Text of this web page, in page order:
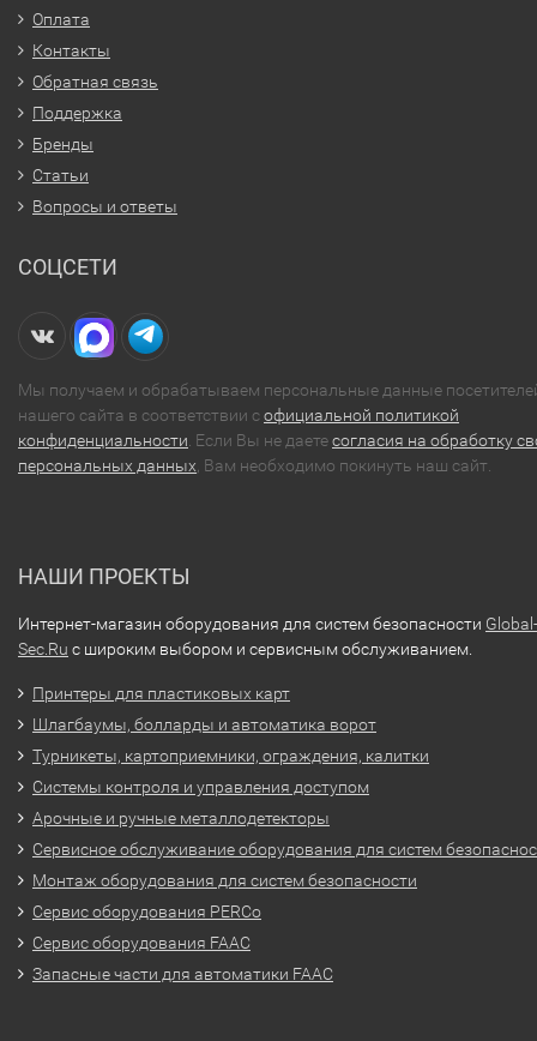
Оплата
Контакты
Обратная связь
Поддержка
Бренды
Статьи
Вопросы и ответы
СОЦСЕТИ
Мы получаем и обрабатываем персональные данные
нашего сайта в соответствии софициальной политикой
конфиденциальности . Если Вы не даетесогласия на обработку
персональных данных , Вам необходимо покинуть наш сайт.
НАШИ ПРОЕКТЫ
Интернет-магазин оборудования для систем безопасности Global-
Sec.Ru с широким выбором и сервисным обслуживанием.
Принтеры для пластиковых карт
Шлагбаумы, болларды и автоматика ворот
Турникеты, картоприемники, ограждения, калитки
Системы контроля и управления доступом
Арочные и ручные металлодетекторы
Сервисное обслуживание оборудования для систем
Монтаж оборудования для систем безопасности
Сервис оборудования PERCo
Сервис оборудования FAAC
Запасные части для автоматики FAAC